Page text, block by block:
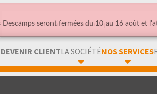
DEVENIR CLIENTLA SOCIÉTÉNOS SERVICES
Descamps seront fermées du 10 au 16 août et